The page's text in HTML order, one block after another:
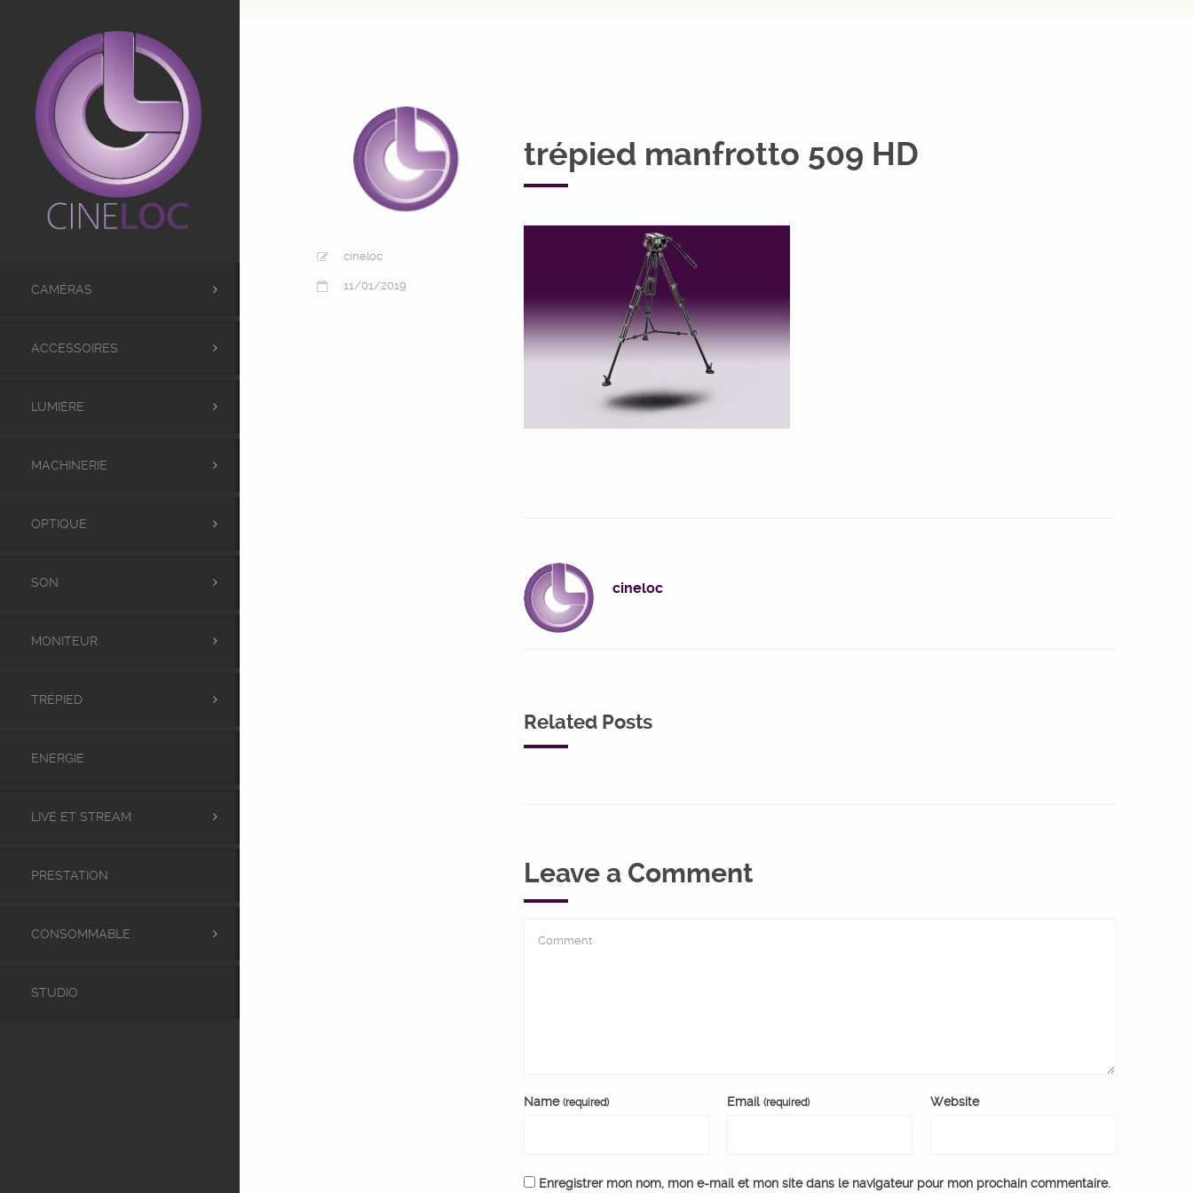
CAMÉRAS
ACCESSOIRES
LUMIÈRE
MACHINERIE
OPTIQUE
SON
MONITEUR
TRÉPIED
ENERGIE
LIVE ET STREAM
PRESTATION
CONSOMMABLE
STUDIO
cineloc
11/01/2019
trépied manfrotto 509 HD
cineloc
Related Posts
Leave a Comment
Name (required) Email (required) Website
Enregistrer mon nom, mon e-mail et mon site dans le navigateur pour mon prochain commentaire.